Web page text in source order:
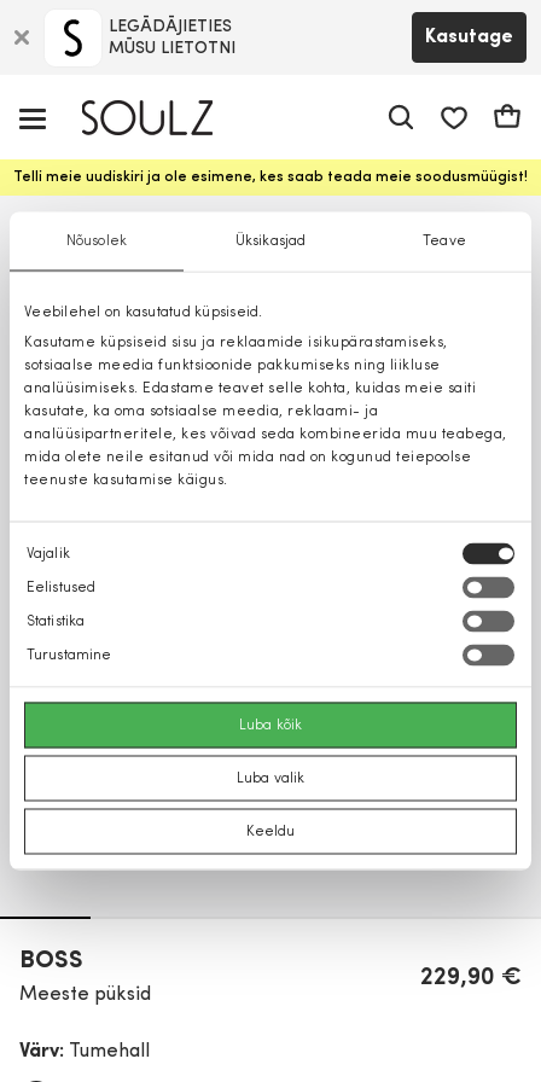
Nõusolek Üksikasjad Teave
Veebilehel on kasutatud küpsiseid.
Kasutame küpsiseid sisu ja reklaamide isikupärastamiseks,
sotsiaalse meedia funktsioonide pakkumiseks ning liikluse
analüüsimiseks. Edastame teavet selle kohta, kuidas meie saiti
kasutate, ka oma sotsiaalse meedia, reklaami- ja
analüüsipartneritele, kes võivad seda kombineerida muu teabega,
mida olete neile esitanud või mida nad on kogunud teiepoolse
teenuste kasutamise käigus.
Nõusoleku
valik
Vajalik
Eelistused
Statistika
Turustamine
Luba kõik
Luba valik
Keeldu
LEGĀDĀJIETIES
MŪSU LIETOTNI
Kasutage
Telli meie uudiskiri ja ole esimene, kes saab teada meie soodusmüügist!
BOSS
Meeste püksid
229,90 €
Värv: Tumehall